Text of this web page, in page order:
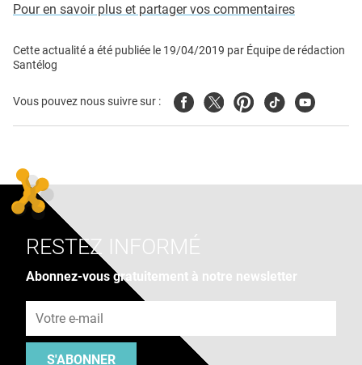
Pour en savoir plus et partager vos commentaires
Cette actualité a été publiée le 19/04/2019 par Équipe de rédaction
Santélog
Vous pouvez nous suivre sur : FacebookTwitterPinterest
TiktokYoutube
RESTEZ INFORMÉ
Abonnez-vous gratuitement à notre newsletter
S'ABONNER